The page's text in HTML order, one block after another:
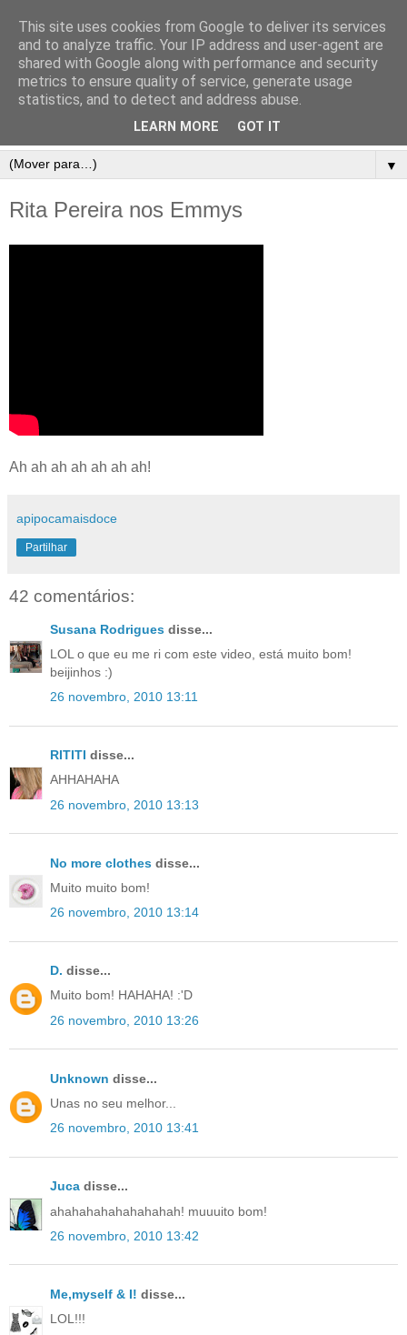
▼
Rita Pereira nos Emmys
Ah ah ah ah ah ah ah!
apipocamaisdoce
Partilhar
42 comentários:
Susana Rodrigues disse...
LOL o que eu me ri com este video, está muito bom!
beijinhos :)
26 novembro, 2010 13:11
RITITI disse...
AHHAHAHA
26 novembro, 2010 13:13
No more clothes disse...
Muito muito bom!
26 novembro, 2010 13:14
D. disse...
Muito bom! HAHAHA! :'D
26 novembro, 2010 13:26
Unknown disse...
Unas no seu melhor...
26 novembro, 2010 13:41
Juca disse...
ahahahahahahahahah! muuuito bom!
26 novembro, 2010 13:42
Me,myself & I! disse...
LOL!!!
This site uses cookies from Google to deliver its services
and to analyze traffic. Your IP address and user-agent are
shared with Google along with performance and security
metrics to ensure quality of service, generate usage
statistics, and to detect and address abuse.
LEARN MORE GOT IT